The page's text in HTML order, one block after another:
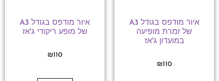
איור מודפס בגודל A3
של זמרת מופיעה
במועדון ג'אז
₪110
איור מודפס בגודל A3
של מופע ריקודי ג'אז
₪110